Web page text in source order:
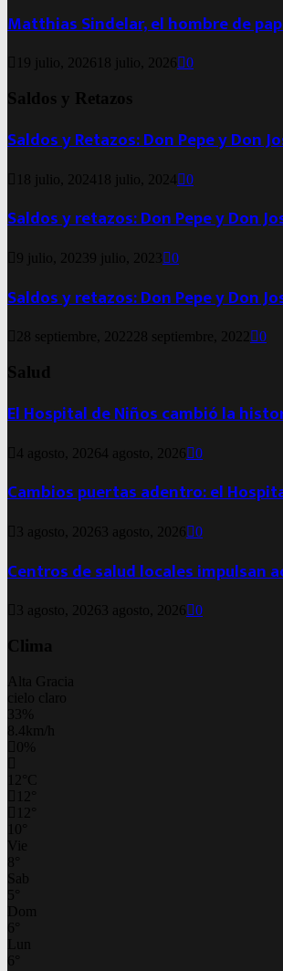
Matthias Sindelar, el hombre de
19 julio, 2026 18 julio, 2026 0
Saldos y Retazos
Saldos y Retazos: Don Pepe y Don
18 julio, 2024 18 julio, 2024 0
Saldos y retazos: Don Pepe y Don
9 julio, 20239 julio, 2023 0
Saldos y retazos: Don Pepe y Don
28 septiembre, 202228 septiembre, 2022 0
Salud
El Hospital de Niños cambió la
4 agosto, 20264 agosto, 2026 0
Cambios puertas adentro: el
3 agosto, 2026 3 agosto, 2026 0
Centros de salud locales impulsan
3 agosto, 2026 3 agosto, 2026 0
Clima
Alta Gracia
cielo claro
33%
8.4km/h
0%
C
10
Vie
8
Sab
5
Dom
6
Lun
6